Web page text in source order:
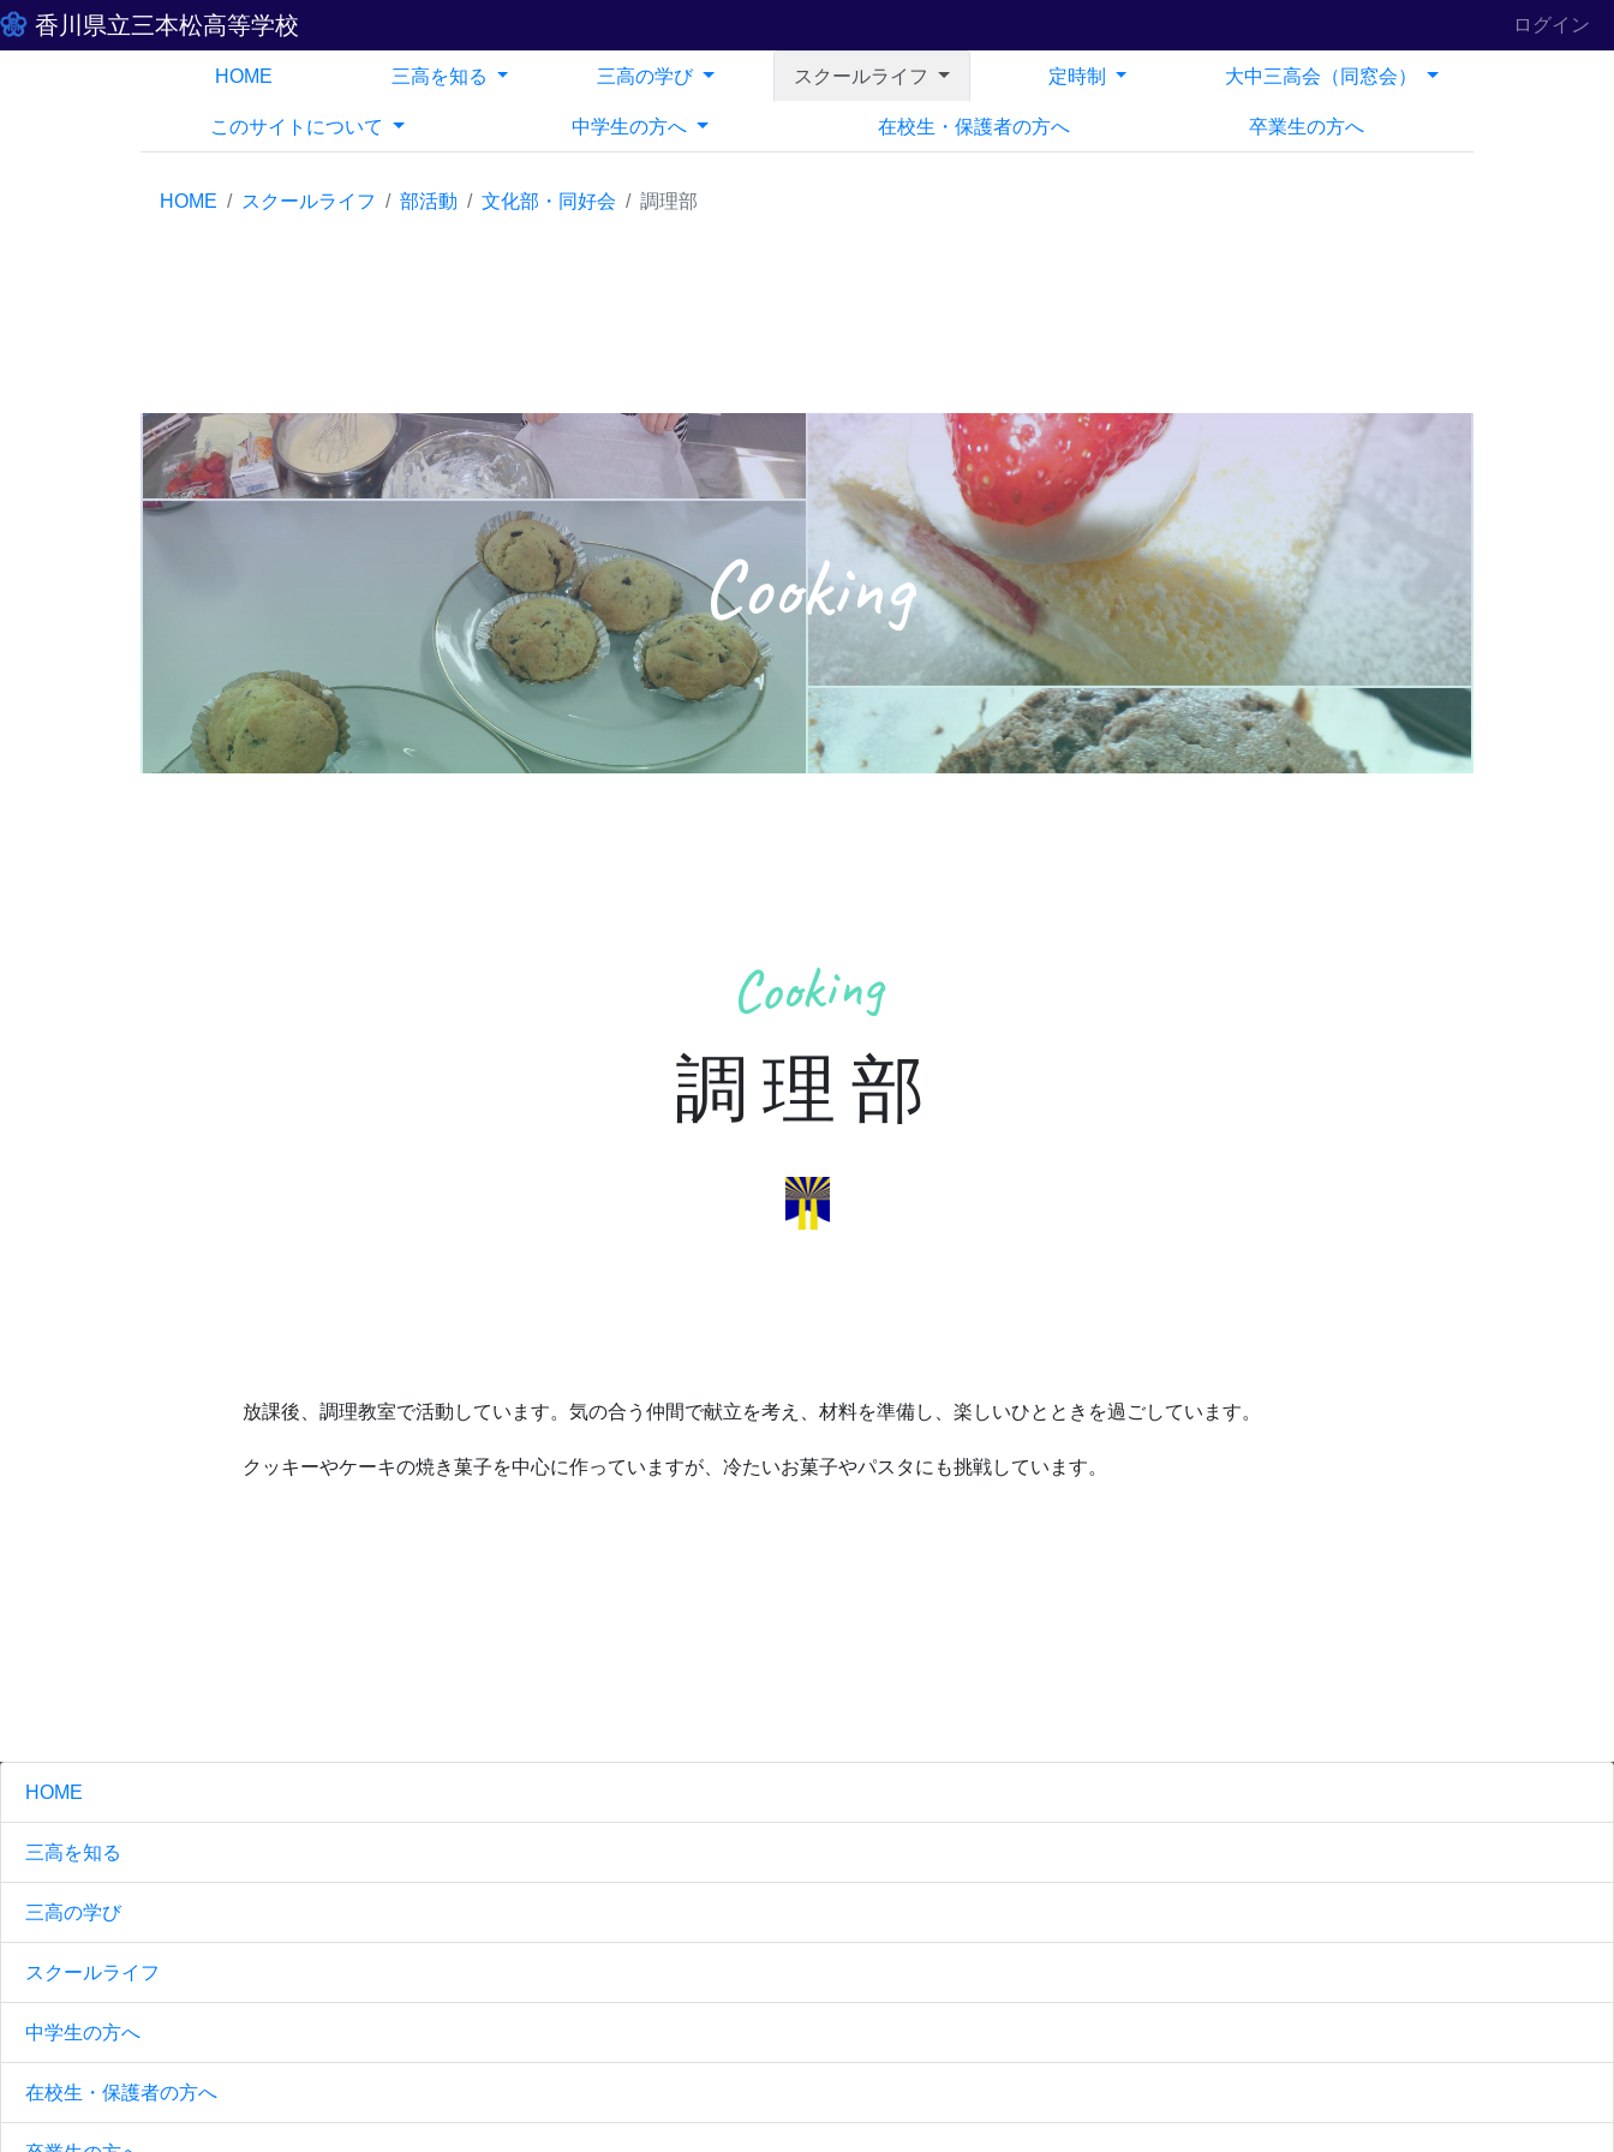
香川県立三本松高等学校 ログイン
HOME 三高を知る 三高の学び スクールライフ
中学生の方へ 在校生・保護者の方へ 卒業生の方へ
定時制 大中三高会（同窓会）
このサイトについて
HOME スクールライフ 部活動 文化部・同好会 調理部
Cooking
Cooking
調理部
放課後、調理教室で活動しています。気の合う仲間で献立を考え、材料を準備し、楽しいひとときを過ごしています。
クッキーやケーキの焼き菓子を中心に作っていますが、冷たいお菓子やパスタにも挑戦しています。
HOME
三高を知る
三高の学び
スクールライフ
中学生の方へ
在校生・保護者の方へ